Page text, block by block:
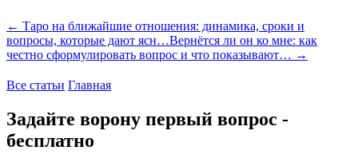
← Таро на ближайшие отношения: динамика, сроки и
вопросы, которые дают ясн…Вернётся ли он ко мне: как
честно сформулировать вопрос и что показывают… →
Все статьи Главная
Задайте ворону первый вопрос -
бесплатно